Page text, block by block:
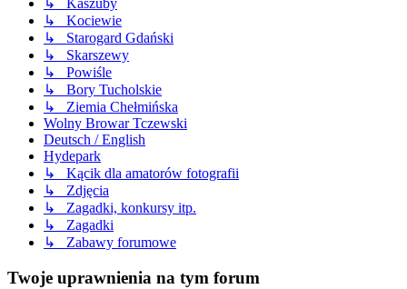
↳ Kaszuby
↳ Kociewie
↳ Starogard Gdański
↳ Skarszewy
↳ Powiśle
↳ Bory Tucholskie
↳ Ziemia Chełmińska
Wolny Browar Tczewski
Deutsch / English
Hydepark
↳ Kącik dla amatorów fotografii
↳ Zdjęcia
↳ Zagadki, konkursy itp.
↳ Zagadki
↳ Zabawy forumowe
Twoje uprawnienia na tym forum